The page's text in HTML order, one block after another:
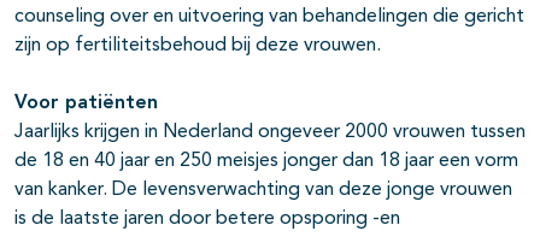
counseling over en uitvoering van behandelingen die gericht
zijn op fertiliteitsbehoud bij deze vrouwen.
Voor patiënten
Jaarlijks krijgen in Nederland ongeveer 2000 vrouwen tussen
de 18 en 40 jaar en 250 meisjes jonger dan 18 jaar een vorm
van kanker. De levensverwachting van deze jonge vrouwen
is de laatste jaren door betere opsporing -en